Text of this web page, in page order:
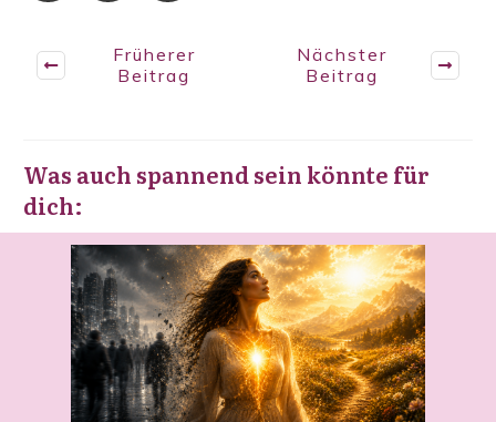
Früherer
Beitrag
Nächster
Beitrag
Was auch spannend sein könnte für
dich: